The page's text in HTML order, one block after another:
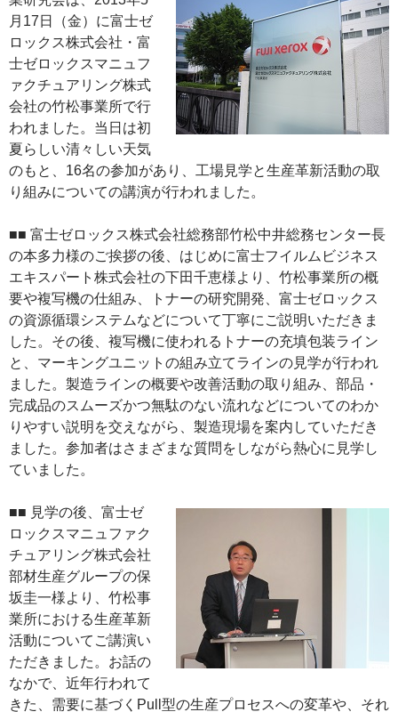
月17日（金）に富士ゼ
ロックス株式会社・富
士ゼロックスマニュフ
ァクチュアリング株式
会社の竹松事業所で行
われました。当日は初
夏らしい清々しい天気
のもと、16名の参加があり、工場見学と生産革新活動の取
り組みについての講演が行われました。
■■ 富士ゼロックス株式会社総務部竹松中井総務センター長
の本多力様のご挨拶の後、はじめに富士フイルムビジネス
エキスパート株式会社の下田千恵様より、竹松事業所の概
要や複写機の仕組み、トナーの研究開発、富士ゼロックス
の資源循環システムなどについて丁寧にご説明いただきま
した。その後、複写機に使われるトナーの充填包装ライン
と、マーキングユニットの組み立てラインの見学が行われ
ました。製造ラインの概要や改善活動の取り組み、部品・
完成品のスムーズかつ無駄のない流れなどについてのわか
りやすい説明を交えながら、製造現場を案内していただき
ました。参加者はさまざまな質問をしながら熱心に見学し
ていました。
■■ 見学の後、富士ゼ
ロックスマニュファク
チュアリング株式会社
部材生産グループの保
坂圭一様より、竹松事
業所における生産革新
活動についてご講演い
ただきました。お話の
なかで、近年行われて
きた、需要に基づくPull型の生産プロセスへの変革や、それ